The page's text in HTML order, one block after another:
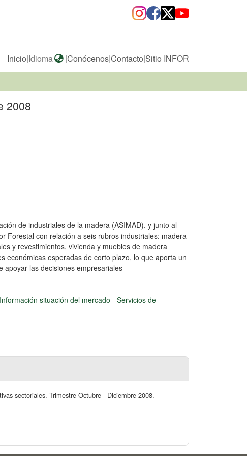
Inicio|Idioma |Conócenos|Contacto|Sitio INFOR
2008
de industriales de la madera (ASIMAD), y junto al
Forestal con relación a seis rubros industriales: madera
y revestimientos, vivienda y muebles de madera
económicas esperadas de corto plazo, lo que aporta un
apoyar las decisiones empresariales
Información situación del mercado - Servicios de
sectoriales. Trimestre Octubre - Diciembre 2008.